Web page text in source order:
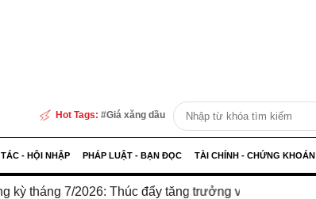
Hot Tags: Giá xăng dầu
- HỘI NHẬP PHÁP LUẬT - BẠN ĐỌC TÀI CHÍNH - CHỨNG KHOÁN
Thúc đẩy tăng trưởng và ổn định kinh tế vĩ mô